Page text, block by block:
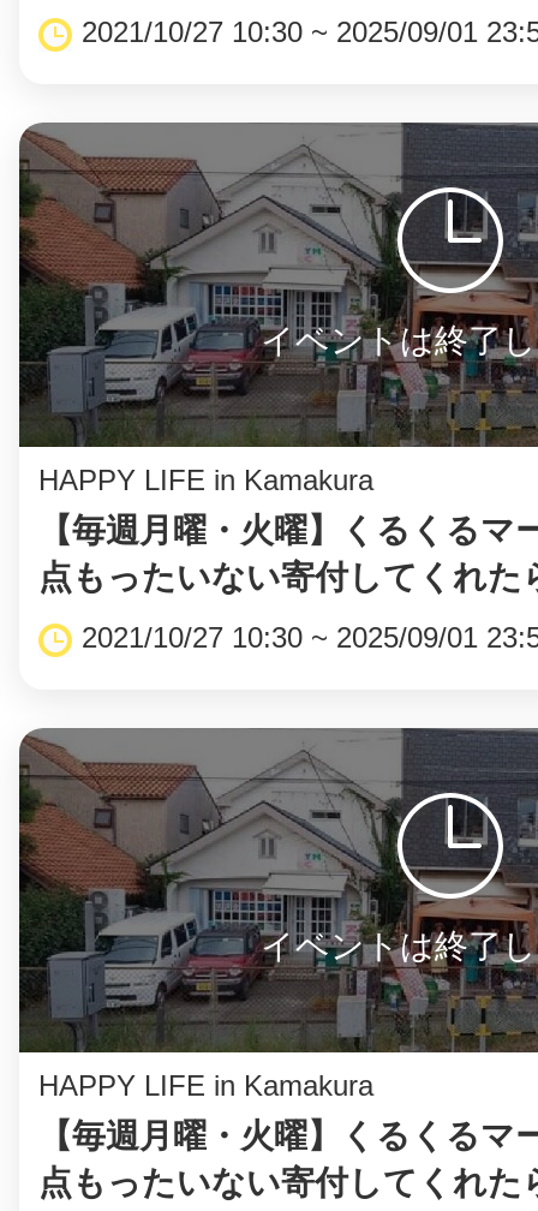
2021/10/27 10:30 ~ 2025/09/01
イベントは終了
HAPPY LIFE in Kamakura
【毎週月曜・火曜】くるくるマ
点もったいない寄付してくれた
2021/10/27 10:30 ~ 2025/09/01
イベントは終了
HAPPY LIFE in Kamakura
【毎週月曜・火曜】くるくるマ
点もったいない寄付してくれた
日立
滋賀県
まちのコイン
お問い合わせ
プライバシーポ
©︎ KAYAC Inc. All